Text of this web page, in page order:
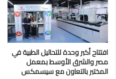
افتتاح أكبر وحدة للتحاليل الطبية في
مصر والشرق الأوسط بمعمل
المختبر بالتعاون مع سيسمكس